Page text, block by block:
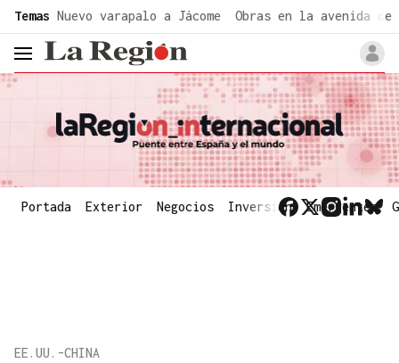
Temas Nuevo varapalo a Jácome Obras en la avenida de
header.menu.open
Portada Exterior Negocios Inversión Emergentes
EE.UU.-CHINA